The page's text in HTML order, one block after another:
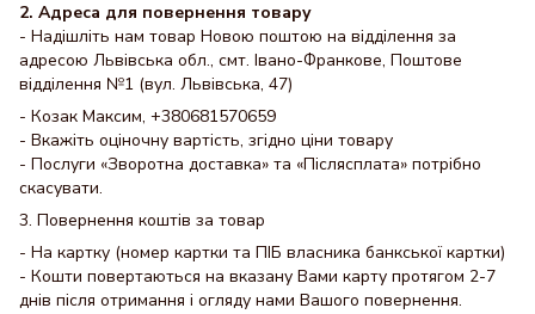
2. Адреса для повернення товару
- Надішліть нам товар Новою поштою на відділення за
адресою Львівська обл., смт. Івано-Франкове, Поштове
відділення №1 (вул. Львівська, 47)
- Козак Максим, +380681570659
- Вкажіть оціночну вартість, згідно ціни товару
- Послуги «Зворотна доставка» та «Післясплата» потрібно
скасувати.
3. Повернення коштів за товар
- На картку (номер картки та ПІБ власника банкської картки)
- Кошти повертаються на вказану Вами карту протягом 2-7
днів після отримання і огляду нами Вашого повернення.